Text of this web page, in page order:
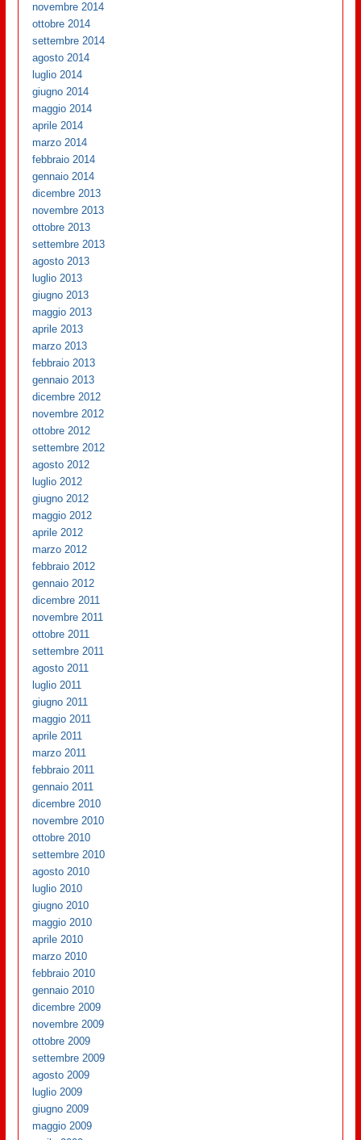
novembre 2014
ottobre 2014
settembre 2014
agosto 2014
luglio 2014
giugno 2014
maggio 2014
aprile 2014
marzo 2014
febbraio 2014
gennaio 2014
dicembre 2013
novembre 2013
ottobre 2013
settembre 2013
agosto 2013
luglio 2013
giugno 2013
maggio 2013
aprile 2013
marzo 2013
febbraio 2013
gennaio 2013
dicembre 2012
novembre 2012
ottobre 2012
settembre 2012
agosto 2012
luglio 2012
giugno 2012
maggio 2012
aprile 2012
marzo 2012
febbraio 2012
gennaio 2012
dicembre 2011
novembre 2011
ottobre 2011
settembre 2011
agosto 2011
luglio 2011
giugno 2011
maggio 2011
aprile 2011
marzo 2011
febbraio 2011
gennaio 2011
dicembre 2010
novembre 2010
ottobre 2010
settembre 2010
agosto 2010
luglio 2010
giugno 2010
maggio 2010
aprile 2010
marzo 2010
febbraio 2010
gennaio 2010
dicembre 2009
novembre 2009
ottobre 2009
settembre 2009
agosto 2009
luglio 2009
giugno 2009
maggio 2009